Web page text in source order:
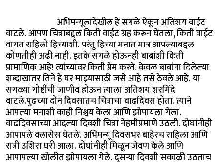
अभिमन्यूलादेखील हे सगळे ऐकून अतिशय वाईट
वाटले. आपण चित्राबद्दल किती वाईट ग्रह करून घेतला, किती वाईट
वागत राहिलो हिच्याशी. परंतु हिच्या मनात मात्र आपल्याबद्दल
कोणतीही अढी नाही. इतके सगळे होऊनही बाबांशी किती
प्रामाणिक आहे! त्यांच्यावर किती प्रेम करते. केवळ बाबांना दिलेल्या
शब्दाखातर तिने हे घर माझ्यासाठी जसे आहे तसे ठेवले आहे. या
सगळ्या गोष्टींची जाणीव होऊन त्याला अतिशय शरमिंदे
वाटले.पुढच्या दोन दिवसातच चित्राचा वाढदिवस होता. त्याने
आपल्या मनाशी काही निश्चय केला आणि झोपायला गेला.
वाढदिवसाच्या आदल्या दिवशी चित्रा नेहमीप्रमाणे उठली. दोघांनीही
आपापले क्लासेस घेतले. अभिमन्यू दिवसभर बाहेरच राहिला आणि
रात्री उशिरा घरी आला. दोघांनीही मिळून जेवण केले आणि
आपापल्या खोलीत झोपायला गेले. दुसऱ्या दिवशी सकाळी उठताच